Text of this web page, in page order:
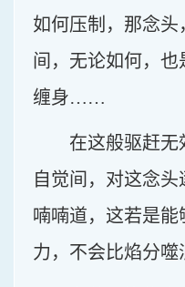
如何压制，那念
间，无论如何，
缠身……
在这般驱赶无
自觉间，对这念
喃喃道，这若是
力，不会比焰分噬